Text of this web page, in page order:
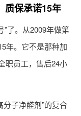
质保承诺15年
”了。从2009年做第
年。它不是那种加
职员工，售后24小
子净醛剂”的复合